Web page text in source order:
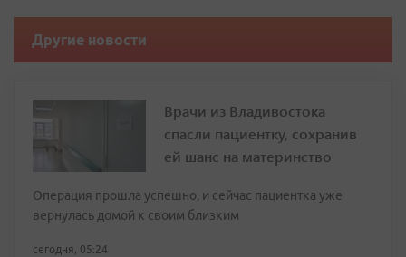
Другие новости
Врачи из Владивостока
спасли пациентку, сохранив
ей шанс на материнство
Операция прошла успешно, и сейчас пациентка уже
вернулась домой к своим близким
сегодня, 05:24